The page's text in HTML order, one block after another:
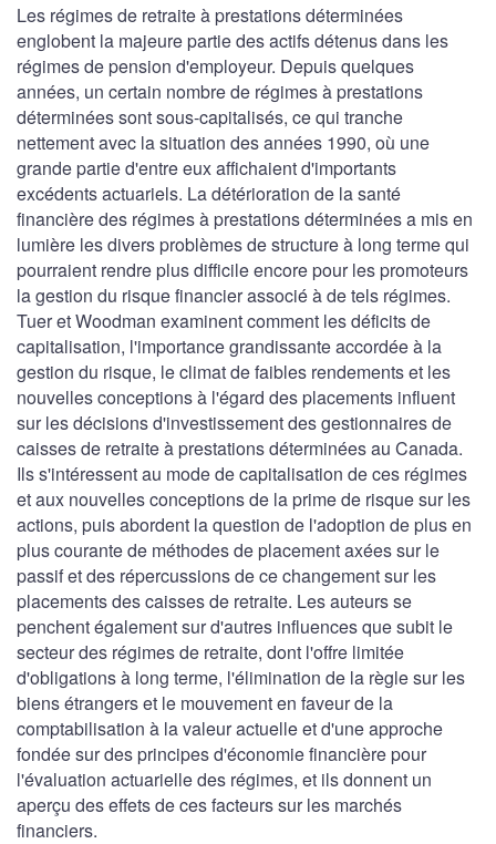
Les régimes de retraite à prestations déterminées
englobent la majeure partie des actifs détenus dans les
régimes de pension d'employeur. Depuis quelques
années, un certain nombre de régimes à prestations
déterminées sont sous-capitalisés, ce qui tranche
nettement avec la situation des années 1990, où une
grande partie d'entre eux affichaient d'importants
excédents actuariels. La détérioration de la santé
financière des régimes à prestations déterminées a mis en
lumière les divers problèmes de structure à long terme qui
pourraient rendre plus difficile encore pour les promoteurs
la gestion du risque financier associé à de tels régimes.
Tuer et Woodman examinent comment les déficits de
capitalisation, l'importance grandissante accordée à la
gestion du risque, le climat de faibles rendements et les
nouvelles conceptions à l'égard des placements influent
sur les décisions d'investissement des gestionnaires de
caisses de retraite à prestations déterminées au Canada.
Ils s'intéressent au mode de capitalisation de ces régimes
et aux nouvelles conceptions de la prime de risque sur les
actions, puis abordent la question de l'adoption de plus en
plus courante de méthodes de placement axées sur le
passif et des répercussions de ce changement sur les
placements des caisses de retraite. Les auteurs se
penchent également sur d'autres influences que subit le
secteur des régimes de retraite, dont l'offre limitée
d'obligations à long terme, l'élimination de la règle sur les
biens étrangers et le mouvement en faveur de la
comptabilisation à la valeur actuelle et d'une approche
fondée sur des principes d'économie financière pour
l'évaluation actuarielle des régimes, et ils donnent un
aperçu des effets de ces facteurs sur les marchés
financiers.